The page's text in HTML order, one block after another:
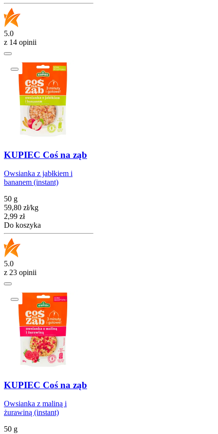
5.0
z 14 opinii
KUPIEC Coś na ząb
Owsianka z jabłkiem i
bananem (instant)
50 g
59,80 zł/kg
Cena
2,99 zł
Do koszyka
5.0
z 23 opinii
KUPIEC Coś na ząb
Owsianka z maliną i
żurawiną (instant)
50 g